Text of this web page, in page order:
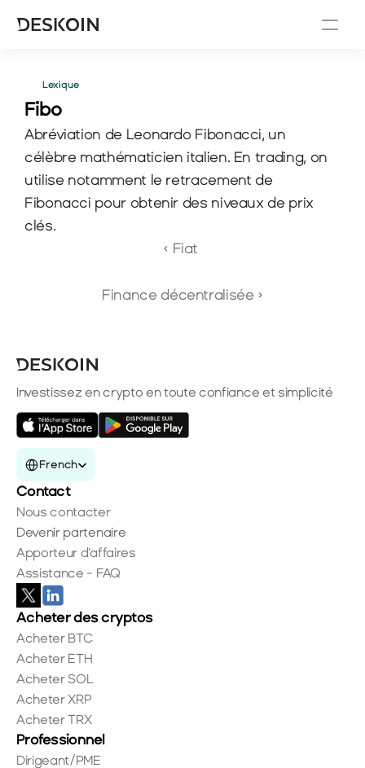
Lexique
Fibo
Abréviation de Leonardo Fibonacci, un
célèbre mathématicien italien. En trading, on
utilise notamment le retracement de
Fibonacci pour obtenir des niveaux de prix
clés.
‹ Fiat
Finance décentralisée ›
Investissez en crypto en toute confiance et simplicité
Select Language
French
Contact
Nous contacter
Devenir partenaire
Apporteur d'affaires
Assistance - FAQ
Acheter des cryptos
Acheter BTC
Acheter ETH
Acheter SOL
Acheter XRP
Acheter TRX
Professionnel
Dirigeant/PME